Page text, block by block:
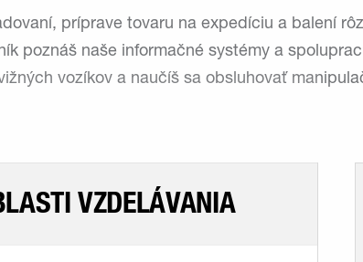
príprave tovaru na expedíciu a balení
poznáš naše informačné systémy a
vozíkov a naučíš sa obsluhovať
VZDELÁVANIA